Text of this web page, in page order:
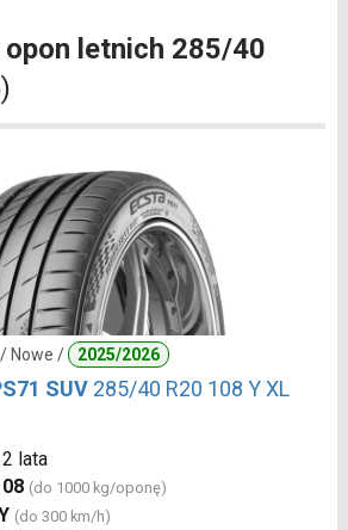
letnich 285/40
Nowe / 2025/2026
SUV 285/40 R20 108 Y XL
lata
(do 1000 kg/oponę)
(do 300 km/h)